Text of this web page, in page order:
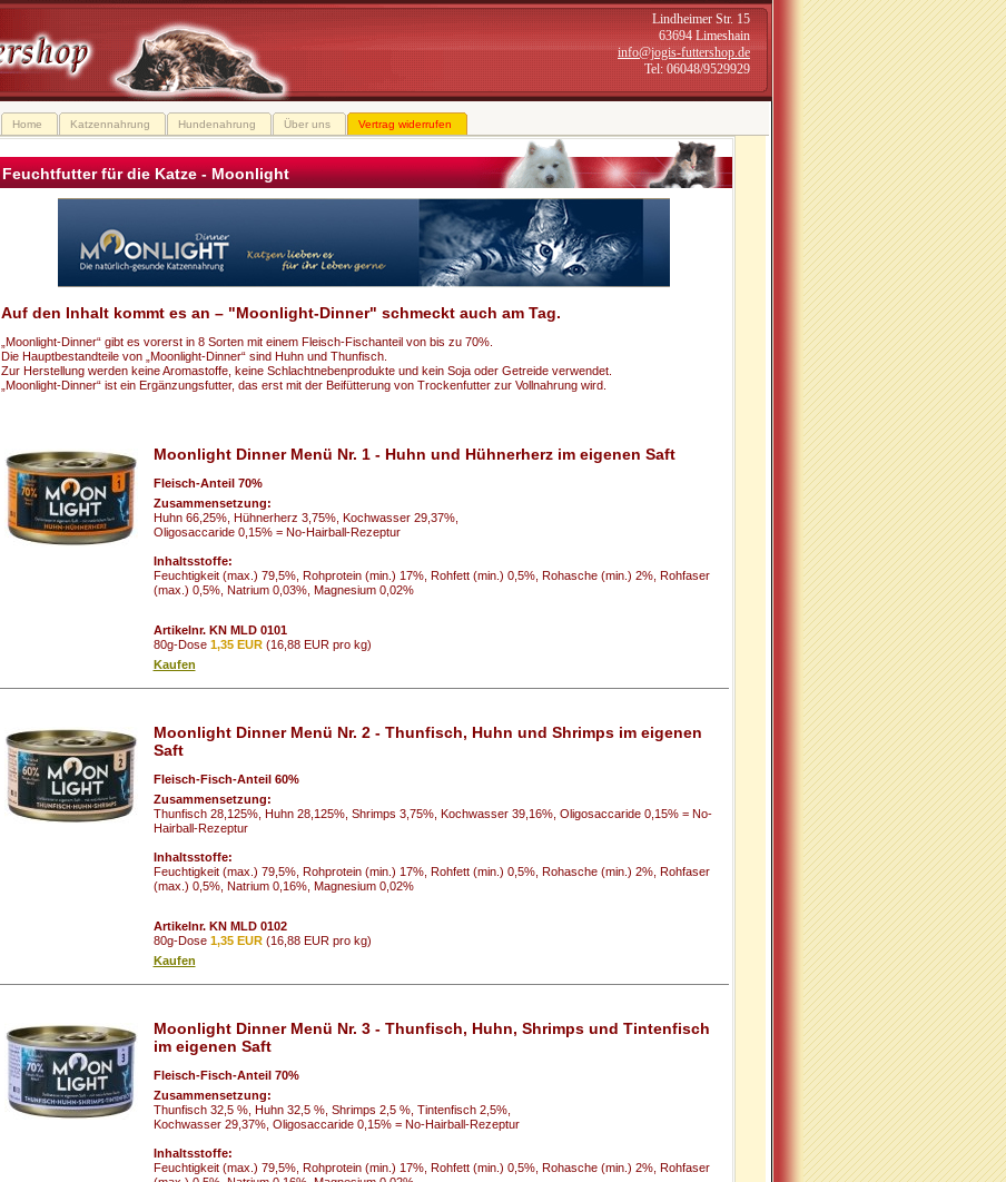
Lindheimer Str. 15
63694 Limeshain
info@jogis-futtershop.de
Tel: 06048/9529929
Home Katzennahrung Hundenahrung Über uns Vertrag widerrufen
Feuchtfutter für die Katze - Moonlight
Auf den Inhalt kommt es an – "Moonlight-Dinner" schmeckt auch am Tag.
„Moonlight-Dinner“ gibt es vorerst in 8 Sorten mit einem Fleisch-Fischanteil von bis zu 70%.
Die Hauptbestandteile von „Moonlight-Dinner“ sind Huhn und Thunfisch.
Zur Herstellung werden keine Aromastoffe, keine Schlachtnebenprodukte und kein Soja oder Getreide verwendet.
„Moonlight-Dinner“ ist ein Ergänzungsfutter, das erst mit der Beifütterung von Trockenfutter zur Vollnahrung wird.
Moonlight Dinner Menü Nr. 1 - Huhn und Hühnerherz im eigenen Saft
Fleisch-Anteil 70%
Zusammensetzung:
Huhn 66,25%, Hühnerherz 3,75%, Kochwasser 29,37%,
Oligosaccaride 0,15% = No-Hairball-Rezeptur
Inhaltsstoffe:
Feuchtigkeit (max.) 79,5%, Rohprotein (min.) 17%, Rohfett (min.) 0,5%, Rohasche (min.) 2%, Rohfaser
(max.) 0,5%, Natrium 0,03%, Magnesium 0,02%
Artikelnr. KN MLD 0101
80g-Dose 1,35 EUR(16,88 EUR pro kg)
Kaufen
Moonlight Dinner Menü Nr. 2 - Thunfisch, Huhn und Shrimps im eigenen
Saft
Fleisch-Fisch-Anteil 60%
Zusammensetzung:
Thunfisch 28,125%, Huhn 28,125%, Shrimps 3,75%, Kochwasser 39,16%, Oligosaccaride 0,15% = No-
Hairball-Rezeptur
Inhaltsstoffe:
Feuchtigkeit (max.) 79,5%, Rohprotein (min.) 17%, Rohfett (min.) 0,5%, Rohasche (min.) 2%, Rohfaser
(max.) 0,5%, Natrium 0,16%, Magnesium 0,02%
Artikelnr. KN MLD 0102
80g-Dose 1,35 EUR(16,88 EUR pro kg)
Kaufen
Moonlight Dinner Menü Nr. 3 - Thunfisch, Huhn, Shrimps und Tintenfisch
im eigenen Saft
Fleisch-Fisch-Anteil 70%
Zusammensetzung:
Thunfisch 32,5 %, Huhn 32,5 %, Shrimps 2,5 %, Tintenfisch 2,5%,
Kochwasser 29,37%, Oligosaccaride 0,15% = No-Hairball-Rezeptur
Inhaltsstoffe:
Feuchtigkeit (max.) 79,5%, Rohprotein (min.) 17%, Rohfett (min.) 0,5%, Rohasche (min.) 2%, Rohfaser